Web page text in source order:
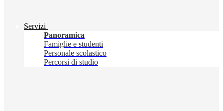
Servizi
Panoramica
Famiglie e studenti
Personale scolastico
Percorsi di studio